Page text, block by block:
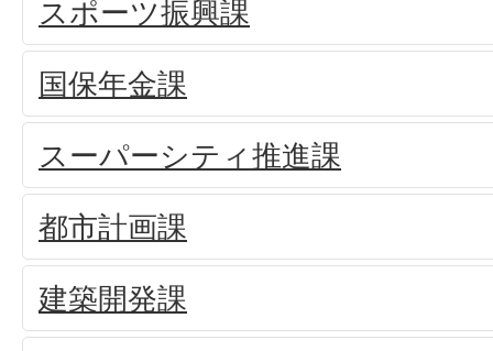
スポーツ振興課
国保年金課
スーパーシティ推進課
都市計画課
建築開発課